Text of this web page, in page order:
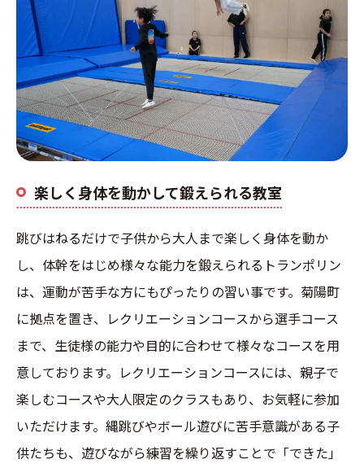
楽しく身体を動かして鍛えられる教室
跳びはねるだけで子供から大人まで楽しく身体を動か
し、体幹をはじめ様々な能力を鍛えられるトランポリン
は、運動が苦手な方にもぴったりの習い事です。菊陽町
に拠点を置き、レクリエーションコースから選手コース
まで、生徒様の能力や目的に合わせて様々なコースを用
意しております。レクリエーションコースには、親子で
楽しむコースや大人限定のクラスもあり、お気軽に参加
いただけます。縄跳びやボール遊びに苦手意識がある子
供たちも、遊びながら練習を繰り返すことで「できた」